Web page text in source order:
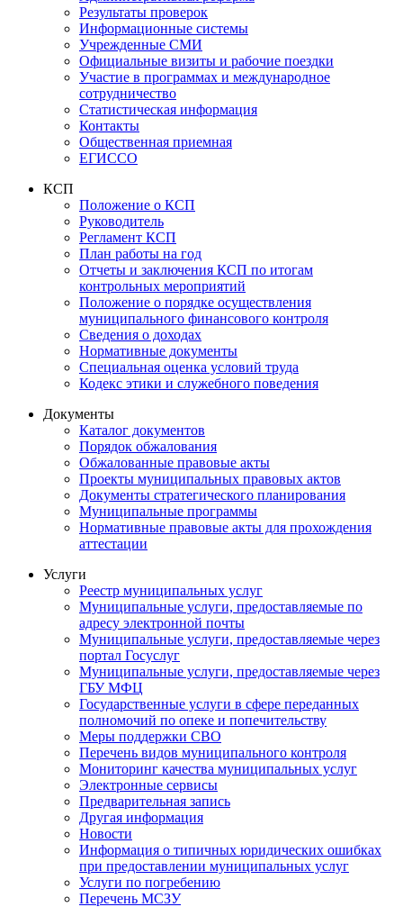
Результаты проверок
Информационные системы
Учрежденные СМИ
Официальные визиты и рабочие поездки
Участие в программах и международное
сотрудничество
Статистическая информация
Контакты
Общественная приемная
ЕГИССО
КСП
Положение о КСП
Руководитель
Регламент КСП
План работы на год
Отчеты и заключения КСП по итогам
контрольных мероприятий
Положение о порядке осуществления
муниципального финансового контроля
Сведения о доходах
Нормативные документы
Специальная оценка условий труда
Кодекс этики и служебного поведения
Документы
Каталог документов
Порядок обжалования
Обжалованные правовые акты
Проекты муниципальных правовых актов
Документы стратегического планирования
Муниципальные программы
Нормативные правовые акты для прохождения
аттестации
Услуги
Реестр муниципальных услуг
Муниципальные услуги, предоставляемые по
адресу электронной почты
Муниципальные услуги, предоставляемые через
портал Госуслуг
Муниципальные услуги, предоставляемые через
ГБУ МФЦ
Государственные услуги в сфере переданных
полномочий по опеке и попечительству
Меры поддержки СВО
Перечень видов муниципального контроля
Мониторинг качества муниципальных услуг
Электронные сервисы
Предварительная запись
Другая информация
Новости
Информация о типичных юридических ошибках
при предоставлении муниципальных услуг
Услуги по погребению
Перечень МСЗУ